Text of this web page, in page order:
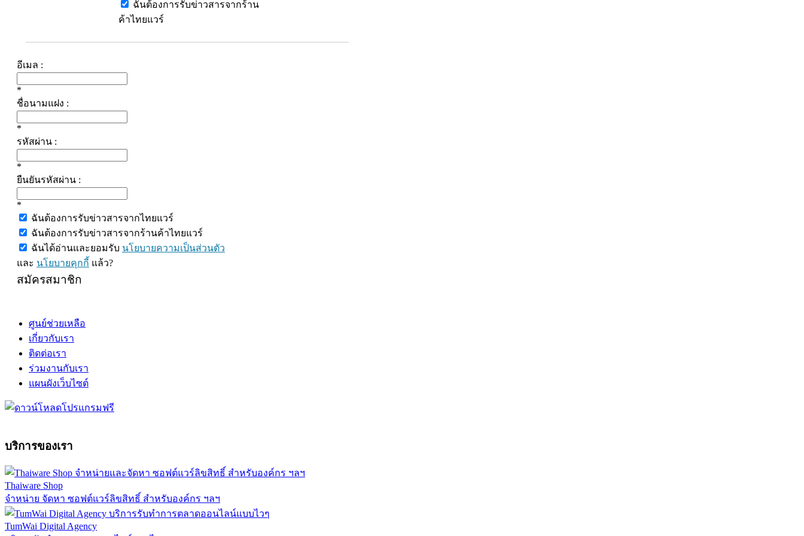
ฉันต้องการรับข่าวสารจากร้าน
ค้าไทยแวร์
อีเมล :
*
ชื่อนามแฝง :
*
รหัสผ่าน :
*
ยืนยันรหัสผ่าน :
*
ฉันต้องการรับข่าวสารจากไทยแวร์
ฉันต้องการรับข่าวสารจากร้านค้าไทยแวร์
ฉันได้อ่านและยอมรับ นโยบายความเป็นส่วนตัว
และ นโยบายคุกกี้ แล้ว?
สมัครสมาชิก
ศูนย์ช่วยเหลือ
เกี่ยวกับเรา
ติดต่อเรา
ร่วมงานกับเรา
แผนผังเว็บไซต์
บริการของเรา
Thaiware Shop
จำหน่าย จัดหา ซอฟต์แวร์ลิขสิทธิ์ สำหรับองค์กร ฯลฯ
TumWai Digital Agency